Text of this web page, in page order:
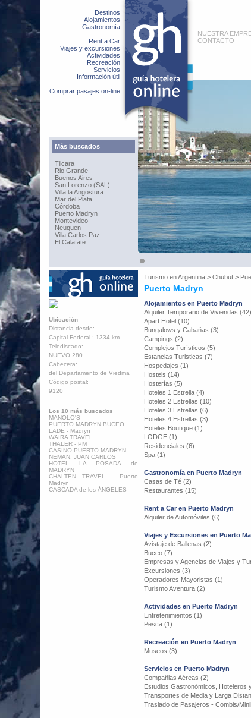
Destinos
Alojamientos
Gastronomía
Rent a Car
Viajes y excursiones
Actividades
Recreación
Servicios
Información útil
Comprar pasajes on-line
Más buscados
Tilcara
Rio Grande
Buenos Aires
San Lorenzo (SAL)
Villa la Angostura
Mar del Plata
Córdoba
Puerto Madryn
Montevideo
Neuquen
Villa Carlos Paz
El Calafate
NUESTRA
CONTACTO
Turismo enArgentina > Chubut >
Puerto Madryn
Ubicación
Distancia desde:
Capital Federal : 1334 km
Telediscado:
NUEVO 280
Cabecera:
del Departamento de Viedma
Código postal:
9120
Los 10 más buscados
MANOLO'S
PUERTO MADRYN BUCEO
LADE - Madryn
WAIRA TRAVEL
THALER - PM
CASINO PUERTO MADRYN
NEMAN, JUAN CARLOS
HOTEL LA POSADA de
MADRYN
CHALTEN TRAVEL - Puerto
Madryn
CASCADA de los ÁNGELES
Alojamientos en Puerto Madryn
Alquiler Temporario de Viviendas (42)
Apart Hotel (10)
Bungalows y Cabañas (3)
Campings (2)
Complejos Turísticos (5)
Estancias Turisticas (7)
Hospedajes (1)
Hostels (14)
Hosterías (5)
Hoteles 1 Estrella (4)
Hoteles 2 Estrellas (10)
Hoteles 3 Estrellas (6)
Hoteles 4 Estrellas (3)
Hoteles Boutique (1)
LODGE (1)
Residenciales (6)
Spa (1)
Gastronomía en Puerto Madryn
Casas de Té (2)
Restaurantes (15)
Rent a Car en Puerto Madryn
Alquiler de Automóviles (6)
Viajes y Excursiones en Puerto
Avistaje de Ballenas (2)
Buceo (7)
Empresas y Agencias de Viajes y
Excursiones (3)
Operadores Mayoristas (1)
Turismo Aventura (2)
Actividades en Puerto Madryn
Entretenimientos (1)
Pesca (1)
Recreación en Puerto Madryn
Museos (3)
Servicios en Puerto Madryn
Compañias Aéreas (2)
Estudios Gastronómicos, Hoteleros
Transportes de Media y Larga
Traslado de Pasajeros - Combis/